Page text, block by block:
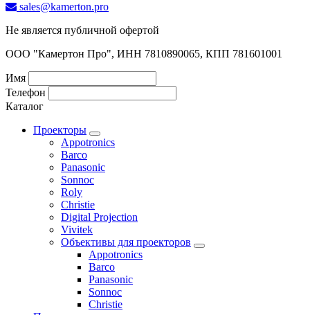
sales@kamerton.pro
Не является публичной офертой
ООО "Камертон Про", ИНН 7810890065, КПП 781601001
Имя
Телефон
Каталог
Проекторы
Appotronics
Barco
Panasonic
Sonnoc
Roly
Christie
Digital Projection
Vivitek
Объективы для проекторов
Appotronics
Barco
Panasonic
Sonnoc
Сhristie